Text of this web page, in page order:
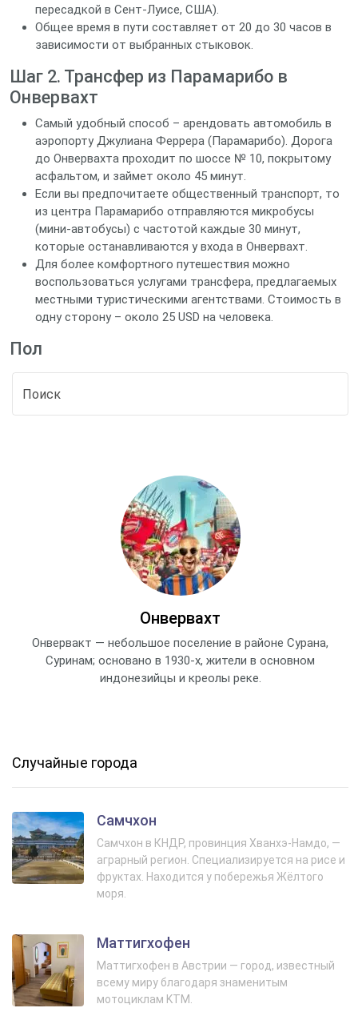
пересадкой в Сент‑Луисе, США).
Общее время в пути составляет от 20 до 30 часов в
зависимости от выбранных стыковок.
Шаг 2. Трансфер из Парамарибо в
Онвервахт
Самый удобный способ – арендовать автомобиль в
аэропорту Джулиана Феррера (Парамарибо). Дорога
до Онвервахта проходит по шоссе № 10, покрытому
асфальтом, и займет около 45 минут.
Если вы предпочитаете общественный транспорт, то
из центра Парамарибо отправляются микробусы
(мини‑автобусы) с частотой каждые 30 минут,
которые останавливаются у входа в Онвервахт.
Для более комфортного путешествия можно
воспользоваться услугами трансфера, предлагаемых
местными туристическими агентствами. Стоимость в
одну сторону – около 25 USD на человека.
Пол
Онвервахт
Онвервакт — небольшое поселение в районе Сурана,
Суринам; основано в 1930‑х, жители в основном
индонезийцы и креолы реке.
Случайные города
Самчхон
Самчхон в КНДР, провинция Хванхэ-Намдо, —
аграрный регион. Специализируется на рисе и
фруктах. Находится у побережья Жёлтого
моря.
Маттигхофен
Маттигхофен в Австрии — город, известный
всему миру благодаря знаменитым
мотоциклам KTM.